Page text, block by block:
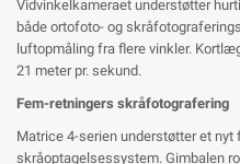
Vidvinkelkameraet understøtter
både ortofoto- og
luftopmåling fra flere vinkler.
21 meter pr. sekund.
Fem-retningers skråfotografering
Matrice 4-serien understøtter et nyt
skråoptagelsessystem. Gimbalen